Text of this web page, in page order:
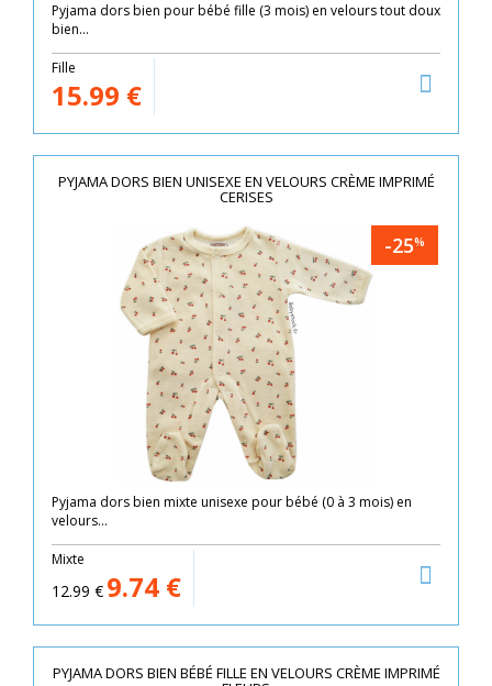
Pyjama dors bien pour bébé fille (3 mois) en velours tout doux
bien...
Fille
15.99 €
PYJAMA DORS BIEN UNISEXE EN VELOURS CRÈME IMPRIMÉ
CERISES
-25%
Pyjama dors bien mixte unisexe pour bébé (0 à 3 mois) en
velours...
Mixte
12.99 € 9.74 €
PYJAMA DORS BIEN BÉBÉ FILLE EN VELOURS CRÈME IMPRIMÉ